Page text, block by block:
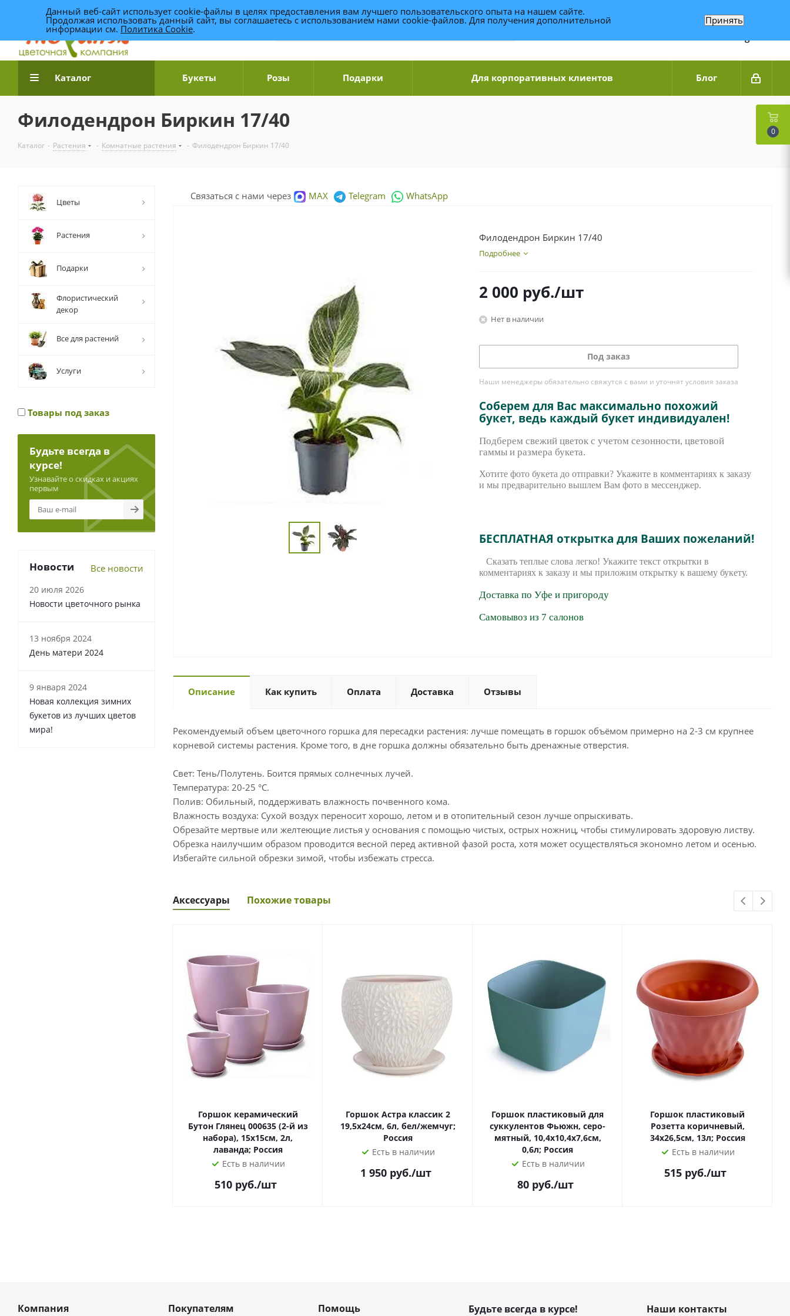
Доставка цветов по Уфе +7 (989) 95-14-014
Связаться по WhatsApp
Каталог Букеты Розы Подарки Для корпоративных клиентов Блог
Филодендрон Биркин 17/40
Каталог - Растения - Комнатные растения - Филодендрон Биркин 17/40
Связаться с нами через MAX Telegram WhatsApp
Филодендрон Биркин 17/40
Подробнее
2 000 руб./шт
Нет в наличии
Под заказ
Наши менеджеры обязательно свяжутся с вами и уточнят условия заказа
Соберем для Вас максимально похожий
букет, ведь каждый букет индивидуален!
Подберем свежий цветок с учетом сезонности, цветовой
гаммы и размера букета.
Хотите фото букета до отправки? Укажите в комментариях к заказу
и мы предварительно вышлем Вам фото в мессенджер.
БЕСПЛАТНАЯ открытка для Ваших пожеланий!
Сказать теплые слова легко! Укажите текст открытки в
комментариях к заказу и мы приложим открытку к вашему букету.
Доставка по Уфе и пригороду
Самовывоз из 7 салонов
Описание Как купить Оплата Доставка Отзывы
Рекомендуемый объем цветочного горшка для пересадки растения: лучше помещать в горшок объёмом примерно на 2-3 см крупнее
корневой системы растения. Кроме того, в дне горшка должны обязательно быть дренажные отверстия.
Свет: Тень/Полутень. Боится прямых солнечных лучей.
Температура: 20-25 °С.
Полив: Обильный, поддерживать влажность почвенного кома.
Влажность воздуха: Сухой воздух переносит хорошо, летом и в отопительный сезон лучше опрыскивать.
Обрезайте мертвые или желтеющие листья у основания с помощью чистых, острых ножниц, чтобы стимулировать здоровую листву.
Обрезка наилучшим образом проводится весной перед активной фазой роста, хотя может осуществляться экономно летом и осенью.
Избегайте сильной обрезки зимой, чтобы избежать стресса.
Аксессуары Похожие товары
Горшок керамический
Бутон Глянец 000635 (2-й из
набора), 15х15см, 2л,
лаванда; Россия
Есть в наличии
510 руб./шт
Горшок Астра классик 2
19,5х24см, 6л, бел/жемчуг;
Россия
Есть в наличии
1 950руб./шт
Горшок пластиковый для
суккулентов Фьюжн, серо-
мятный, 10,4х10,4х7,6см,
0,6л; Россия
Есть в наличии
80 руб./шт
Горшок пластиковый
Розетта коричневый,
34х26,5см, 13л; Россия
Есть в наличии
515 руб./шт
Цветы
Растения
Подарки
Флористический
декор
Все для растений
Услуги
Товары под заказ
Будьте всегда в
курсе!
Узнавайте о скидках и акциях
первым
Новости Все новости
20 июля 2026
Новости цветочного рынка
13 ноября 2024
День матери 2024
9 января 2024
Новая коллекция зимних
букетов из лучших цветов
мира!
Компания Покупателям Помощь Будьте всегда в курсе! Наши контакты
0
Данный веб-сайт использует cookie-файлы в целях предоставления вам лучшего пользовательского опыта на нашем сайте.
Продолжая использовать данный сайт, вы соглашаетесь с использованием нами cookie-файлов. Для получения дополнительной
информации см. Политика Cookie.
Принять